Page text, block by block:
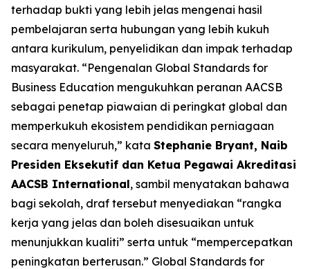
terhadap bukti yang lebih jelas mengenai hasil
pembelajaran serta hubungan yang lebih kukuh
antara kurikulum, penyelidikan dan impak terhadap
masyarakat. “Pengenalan Global Standards for
Business Education mengukuhkan peranan AACSB
sebagai penetap piawaian di peringkat global dan
memperkukuh ekosistem pendidikan perniagaan
secara menyeluruh,” kata Stephanie Bryant, Naib
Presiden Eksekutif dan Ketua Pegawai Akreditasi
AACSB International, sambil menyatakan bahawa
bagi sekolah, draf tersebut menyediakan “rangka
kerja yang jelas dan boleh disesuaikan untuk
menunjukkan kualiti” serta untuk “mempercepatkan
peningkatan berterusan.” Global Standards for